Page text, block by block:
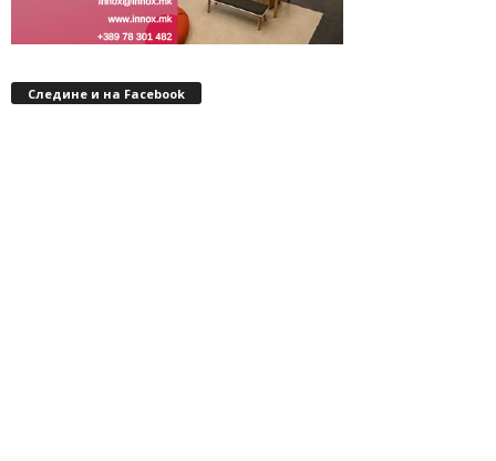
Следине и на Facebook